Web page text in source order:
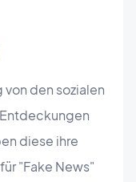
den sozialen
diese ihre
"Fake News"